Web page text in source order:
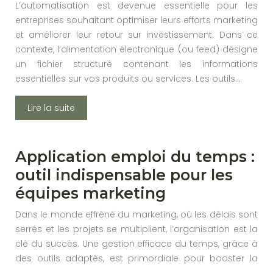
L’automatisation est devenue essentielle pour les
entreprises souhaitant optimiser leurs efforts marketing
et améliorer leur retour sur investissement. Dans ce
contexte, l’alimentation électronique (ou feed) désigne
un fichier structuré contenant les informations
essentielles sur vos produits ou services. Les outils…
Lire la suite
Application emploi du temps :
outil indispensable pour les
équipes marketing
Dans le monde effréné du marketing, où les délais sont
serrés et les projets se multiplient, l’organisation est la
clé du succès. Une gestion efficace du temps, grâce à
des outils adaptés, est primordiale pour booster la